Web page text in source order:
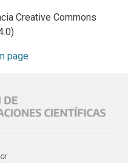
incluya Colecciones
en la descripción de
Tipos de Ítems
Creative Commons
page